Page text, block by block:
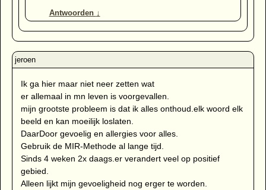
Antwoorden ↓
Ik ga hier maar niet neer zetten wat
er allemaal in mn leven is voorgevallen.
mijn grootste probleem is dat ik alles onthoud.elk woord elk
beeld en kan moeilijk loslaten.
DaarDoor gevoelig en allergies voor alles.
Gebruik de MIR-Methode al lange tijd.
Sinds 4 weken 2x daags.er verandert veel op positief
gebied.
Alleen lijkt mijn gevoeligheid nog erger te worden.